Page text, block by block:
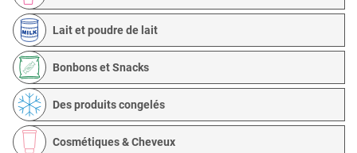
Lait et poudre de lait
Bonbons et Snacks
Des produits congelés
Cosmétiques & Cheveux